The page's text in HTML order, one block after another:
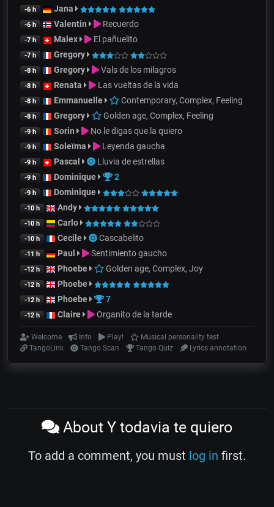
-6 h Jana
-6 h Valentin Recuerdo
-7 h Malex El pañuelito
-7 h Gregory
-8 h Gregory Vals de los milagros
-8 h Renata Las vueltas de la vida
-8 h Emmanuelle Contemporary, Complex, Feeling
-8 h Gregory Golden age, Complex, Feeling
-9 h Sorin No le digas que la quiero
-9 h Soleïma Leyenda gaucha
-9 h Pascal Lluvia de estrellas
-9 h Dominique 2
-9 h Dominique
-10 h Andy
-10 h Carlo
-10 h Cecile Cascabelito
-11 h Paul Sentimiento gaucho
-12 h Phoebe Golden age, Complex, Joy
-12 h Phoebe
-12 h Phoebe 7
-12 h Claire Organito de la tarde
Welcome Info Play!
Musical personality test
TangoLink
Tango Scan Tango Quiz Lyrics annotation
About Y todavia te quiero
To add a comment, you must log in first.